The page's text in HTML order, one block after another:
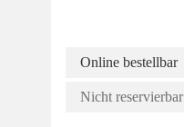
Online bestellbar
Nicht reservierbar